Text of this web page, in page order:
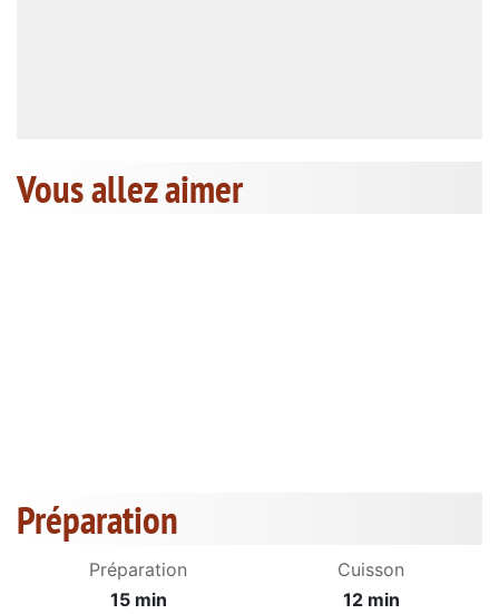
Vous allez aimer
Préparation
Préparation
15 min
Cuisson
12 min